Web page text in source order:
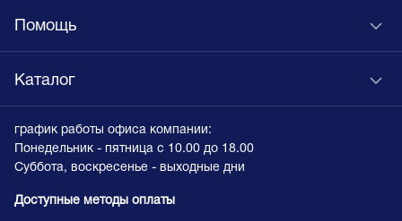
Помощь
Каталог
график работы офиса компании:
Понедельник - пятница с 10.00 до 18.00
Суббота, воскресенье - выходные дни
Доступные методы оплаты